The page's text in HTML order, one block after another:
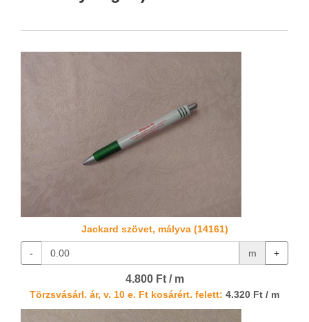
Jackard szövet, mályva (14161)
- m +
4.800 Ft / m
Törzsvásárl. ár, v. 10 e. Ft kosárért. felett: 4.320 Ft / m